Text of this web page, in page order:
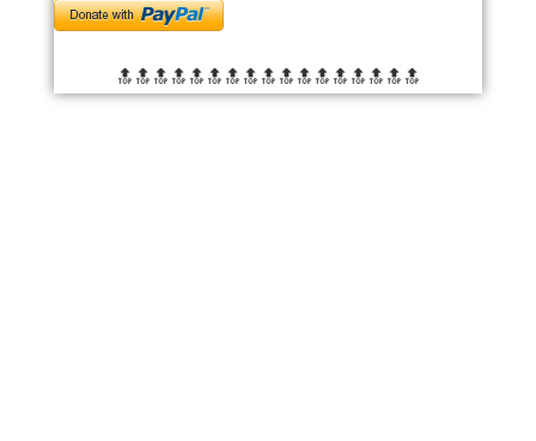
🔝🔝🔝🔝🔝🔝 🔝🔝🔝🔝🔝🔝 🔝🔝🔝🔝🔝